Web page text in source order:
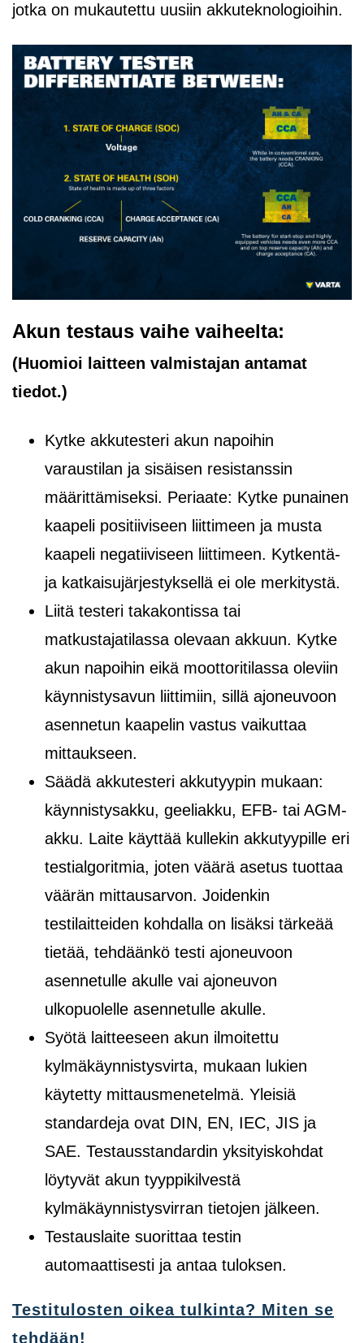
jotka on mukautettu uusiin akkuteknologioihin.
Akun testaus vaihe vaiheelta:
(Huomioi laitteen valmistajan antamat
tiedot.)
Kytke akkutesteri akun napoihin
varaustilan ja sisäisen resistanssin
määrittämiseksi. Periaate: Kytke punainen
kaapeli positiiviseen liittimeen ja musta
kaapeli negatiiviseen liittimeen. Kytkentä-
ja katkaisujärjestyksellä ei ole merkitystä.
Liitä testeri takakontissa tai
matkustajatilassa olevaan akkuun. Kytke
akun napoihin eikä moottoritilassa oleviin
käynnistysavun liittimiin, sillä ajoneuvoon
asennetun kaapelin vastus vaikuttaa
mittaukseen.
Säädä akkutesteri akkutyypin mukaan:
käynnistysakku, geeliakku, EFB- tai AGM-
akku. Laite käyttää kullekin akkutyypille eri
testialgoritmia, joten väärä asetus tuottaa
väärän mittausarvon. Joidenkin
testilaitteiden kohdalla on lisäksi tärkeää
tietää, tehdäänkö testi ajoneuvoon
asennetulle akulle vai ajoneuvon
ulkopuolelle asennetulle akulle.
Syötä laitteeseen akun ilmoitettu
kylmäkäynnistysvirta, mukaan lukien
käytetty mittausmenetelmä. Yleisiä
standardeja ovat DIN, EN, IEC, JIS ja
SAE. Testausstandardin yksityiskohdat
löytyvät akun tyyppikilvestä
kylmäkäynnistysvirran tietojen jälkeen.
Testauslaite suorittaa testin
automaattisesti ja antaa tuloksen.
Testitulosten oikea tulkinta? Miten se
tehdään!